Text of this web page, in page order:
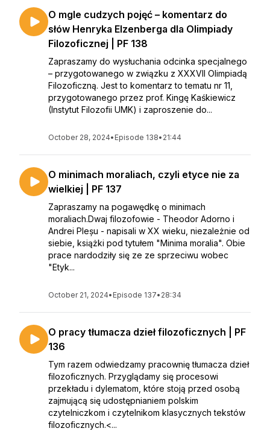
O mgle cudzych pojęć – komentarz do
słów Henryka Elzenberga dla Olimpiady
Filozoficznej | PF 138
Zapraszamy do wysłuchania odcinka specjalnego
– przygotowanego w związku z XXXVII Olimpiadą
Filozoficzną. Jest to komentarz to tematu nr 11,
przygotowanego przez prof. Kingę Kaśkiewicz
(Instytut Filozofii UMK) i zaproszenie do...
October 28, 2024• Episode 138• 21:44
O minimach moraliach, czyli etyce nie za
wielkiej | PF 137
Zapraszamy na pogawędkę o minimach
moraliach.Dwaj filozofowie - Theodor Adorno i
Andrei Pleșu - napisali w XX wieku, niezależnie od
siebie, książki pod tytułem "Minima moralia". Obie
prace nardodziły się ze ze sprzeciwu wobec
"Etyk...
October 21, 2024• Episode 137• 28:34
O pracy tłumacza dzieł filozoficznych | PF
136
Tym razem odwiedzamy pracownię tłumacza dzieł
filozoficznych. Przyglądamy się procesowi
przekładu i dylematom, które stoją przed osobą
zajmującą się udostępnianiem polskim
czytelniczkom i czytelnikom klasycznych tekstów
filozoficznych.<...